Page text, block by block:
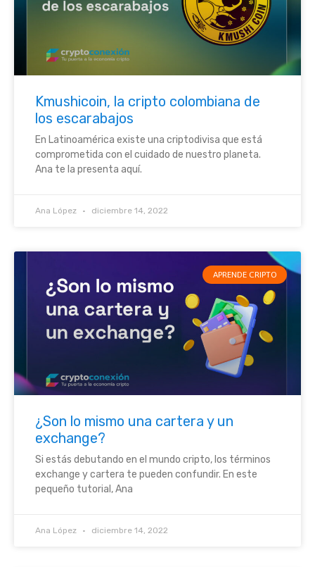
Kmushicoin, la cripto colombiana de
los escarabajos
En Latinoamérica existe una criptodivisa que está
comprometida con el cuidado de nuestro planeta.
Ana te la presenta aquí.
Ana López diciembre 14, 2022
APRENDE CRIPTO
¿Son lo mismo una cartera y un
exchange?
Si estás debutando en el mundo cripto, los términos
exchange y cartera te pueden confundir. En este
pequeño tutorial, Ana
Ana López diciembre 14, 2022